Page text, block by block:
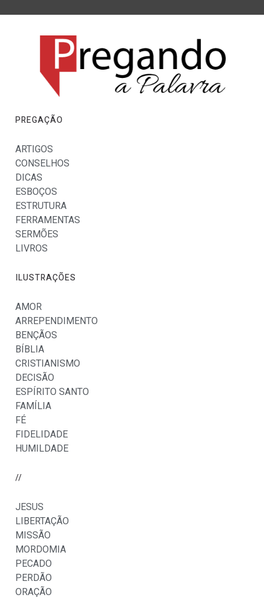
PREGAÇÃO
ARTIGOS
CONSELHOS
DICAS
ESBOÇOS
ESTRUTURA
FERRAMENTAS
SERMÕES
LIVROS
ILUSTRAÇÕES
AMOR
ARREPENDIMENTO
BENÇÃOS
BÍBLIA
CRISTIANISMO
DECISÃO
ESPÍRITO SANTO
FAMÍLIA
FÉ
FIDELIDADE
HUMILDADE
//
JESUS
LIBERTAÇÃO
MISSÃO
MORDOMIA
PECADO
PERDÃO
ORAÇÃO